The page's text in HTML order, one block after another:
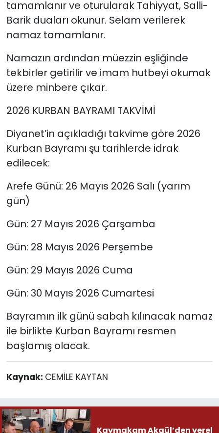
tamamlanır ve oturularak Tahiyyat, Salli-
Barik duaları okunur. Selam verilerek
namaz tamamlanır.
Namazın ardından müezzin eşliğinde
tekbirler getirilir ve imam hutbeyi okumak
üzere minbere çıkar.
2026 KURBAN BAYRAMI TAKVİMİ
Diyanet’in açıkladığı takvime göre 2026
Kurban Bayramı şu tarihlerde idrak
edilecek:
Arefe Günü: 26 Mayıs 2026 Salı (yarım
gün)
Gün: 27 Mayıs 2026 Çarşamba
Gün: 28 Mayıs 2026 Perşembe
Gün: 29 Mayıs 2026 Cuma
Gün: 30 Mayıs 2026 Cumartesi
Bayramın ilk günü sabah kılınacak namaz
ile birlikte Kurban Bayramı resmen
başlamış olacak.
Kaynak: CEMİLE KAYTAN
Kaymakam Akgül’den yerel